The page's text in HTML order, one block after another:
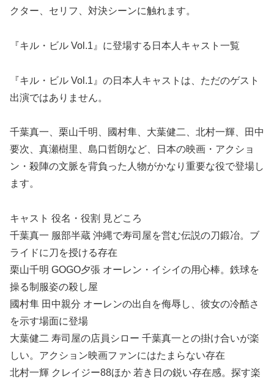
クター、セリフ、対決シーンに触れます。
『キル・ビル Vol.1』に登場する日本人キャスト一覧
『キル・ビル Vol.1』の日本人キャストは、ただのゲスト
出演ではありません。
千葉真一、栗山千明、國村隼、大葉健二、北村一輝、田中
要次、真瀬樹里、島口哲朗など、日本の映画・アクショ
ン・殺陣の文脈を背負った人物がかなり重要な役で登場し
ます。
キャスト 役名・役割 見どころ
千葉真一 服部半蔵 沖縄で寿司屋を営む伝説の刀鍛冶。ブ
ライドに刀を授ける存在
栗山千明 GOGO夕張 オーレン・イシイの用心棒。鉄球を
操る制服姿の殺し屋
國村隼 田中親分 オーレンの出自を侮辱し、彼女の冷酷さ
を示す場面に登場
大葉健二 寿司屋の店員シロー 千葉真一との掛け合いが楽
しい。アクション映画ファンにはたまらない存在
北村一輝 クレイジー88ほか 若き日の鋭い存在感。探す楽